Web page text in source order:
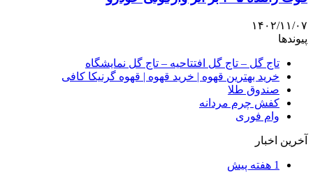
۱۴۰۲/۱۱/۰۷
پیوندها
تاج گل – تاج گل افتتاحیه – تاج گل نمایشگاه
خرید بهترین قهوه | خرید قهوه | قهوه گرنیکا کافی
صندوق طلا
کفش چرم مردانه
وام فوری
آخرین اخبار
1 هفته پیش